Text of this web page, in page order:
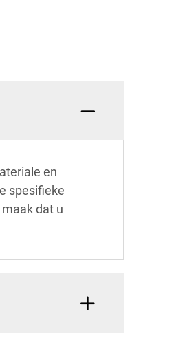
en
spesifieke
dat u